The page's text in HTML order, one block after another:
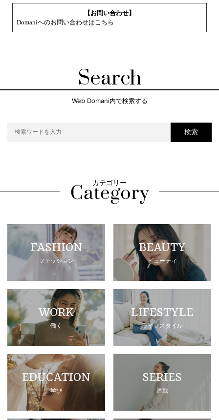
【お問い合わせ】
Domaniへのお問い合わせはこちら
Search
Web Domani内で検索する
検索
カテゴリー
FASHION
ファッション
BEAUTY
ビューティ
WORK
働く
LIFESTYLE
ライフスタイル
EDUCATION
学び
SERIES
連載